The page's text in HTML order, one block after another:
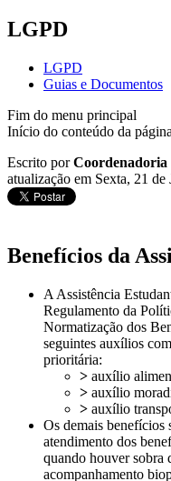
LGPD
LGPD
Guias e Documentos
Fim do menu principal
Início do conteúdo da página
Escrito porCoordenadoria
atualização em Sexta, 21
Benefícios da
A Assistência
Regulamento da
Normatização dos
seguintes auxílios
prioritária:
> auxílio
> auxílio
> auxílio
Os demais benefícios
atendimento dos
quando houver sobra
acompanhamento